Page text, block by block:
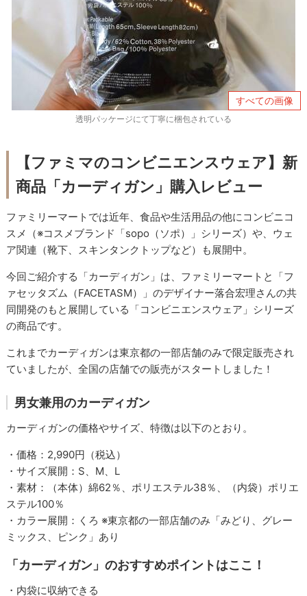
すべての画像
透明パッケージにて丁寧に梱包されている
【ファミマのコンビニエンスウェア】新
商品「カーディガン」購入レビュー
ファミリーマートでは近年、食品や生活用品の他にコンビニコ
スメ（※コスメブランド「sopo（ソポ）」シリーズ）や、ウェ
ア関連（靴下、スキンタンクトップなど）も展開中。
今回ご紹介する「カーディガン」は、ファミリーマートと「フ
ァセッタズム（FACETASM）」のデザイナー落合宏理さんの共
同開発のもと展開している「コンビニエンスウェア」シリーズ
の商品です。
これまでカーディガンは東京都の一部店舗のみで限定販売され
ていましたが、全国の店舗での販売がスタートしました！
男女兼用のカーディガン
カーディガンの価格やサイズ、特徴は以下のとおり。
・価格：2,990円（税込）
・サイズ展開：S、M、L
・素材：（本体）綿62％、ポリエステル38％、（内袋）ポリエ
ステル100％
・カラー展開：くろ ※東京都の一部店舗のみ「みどり、グレー
ミックス、ピンク」あり
「カーディガン」のおすすめポイントはここ！
・内袋に収納できる